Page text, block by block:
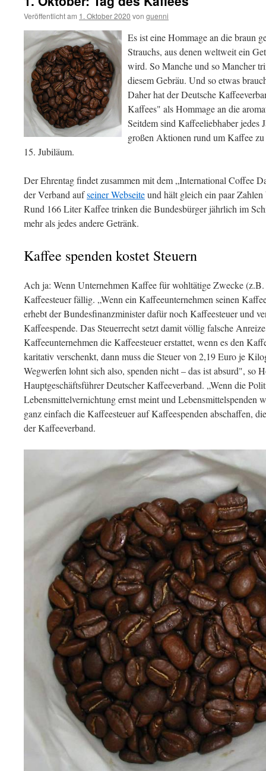
Veröffentlicht am 1. Oktober 2020 von guenni
Es ist eine Hommage an die braun
Strauchs, aus denen weltweit ein
wird. So Manche und so Mancher
diesem Gebräu. Und so etwas
Daher hat der Deutsche
Kaffees" als Hommage an die
Seitdem sind Kaffeeliebhaber jedes
großen Aktionen rund um Kaffee
15. Jubiläum.
Der Ehrentag findet zusammen mit dem „International Coffee
der Verband aufseiner Webseiteund hält gleich ein paar
Rund 166 Liter Kaffee trinken die Bundesbürger jährlich im
mehr als jedes andere Getränk.
Kaffee spenden kostet Steuern
Ach ja: Wenn Unternehmen Kaffee für wohltätige Zwecke
Kaffeesteuer fällig. „Wenn ein Kaffeeunternehmen seinen
erhebt der Bundesfinanzminister dafür noch Kaffeesteuer und
Kaffeespende. Das Steuerrecht setzt damit völlig falsche
Kaffeeunternehmen die Kaffeesteuer erstattet, wenn es den
karitativ verschenkt, dann muss die Steuer von 2,19 Euro je
Wegwerfen lohnt sich also, spenden nicht – das ist absurd", so
Hauptgeschäftsführer Deutscher Kaffeeverband. „Wenn die
Lebensmittelvernichtung ernst meint und
ganz einfach die Kaffeesteuer auf Kaffeespenden abschaffen,
der Kaffeeverband.